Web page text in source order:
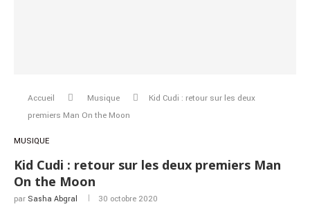
Accueil Musique
Kid Cudi : retour sur les deux
premiers Man On the Moon
MUSIQUE
Kid Cudi : retour sur les deux premiers Man
On the Moon
par Sasha Abgral 30 octobre 2020